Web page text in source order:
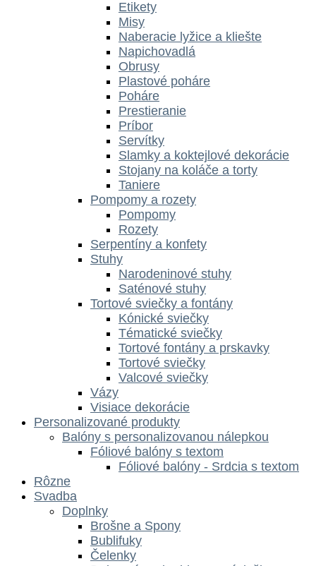
Etikety
Misy
Naberacie lyžice a kliešte
Napichovadlá
Obrusy
Plastové poháre
Poháre
Prestieranie
Príbor
Servítky
Slamky a koktejlové dekorácie
Stojany na koláče a torty
Taniere
Pompomy a rozety
Pompomy
Rozety
Serpentíny a konfety
Stuhy
Narodeninové stuhy
Saténové stuhy
Tortové sviečky a fontány
Kónické sviečky
Tématické sviečky
Tortové fontány a prskavky
Tortové sviečky
Valcové sviečky
Vázy
Visiace dekorácie
Personalizované produkty
Balóny s personalizovanou nálepkou
Fóliové balóny s textom
Fóliové balóny - Srdcia s textom
Rôzne
Svadba
Doplnky
Brošne a Spony
Bublifuky
Čelenky